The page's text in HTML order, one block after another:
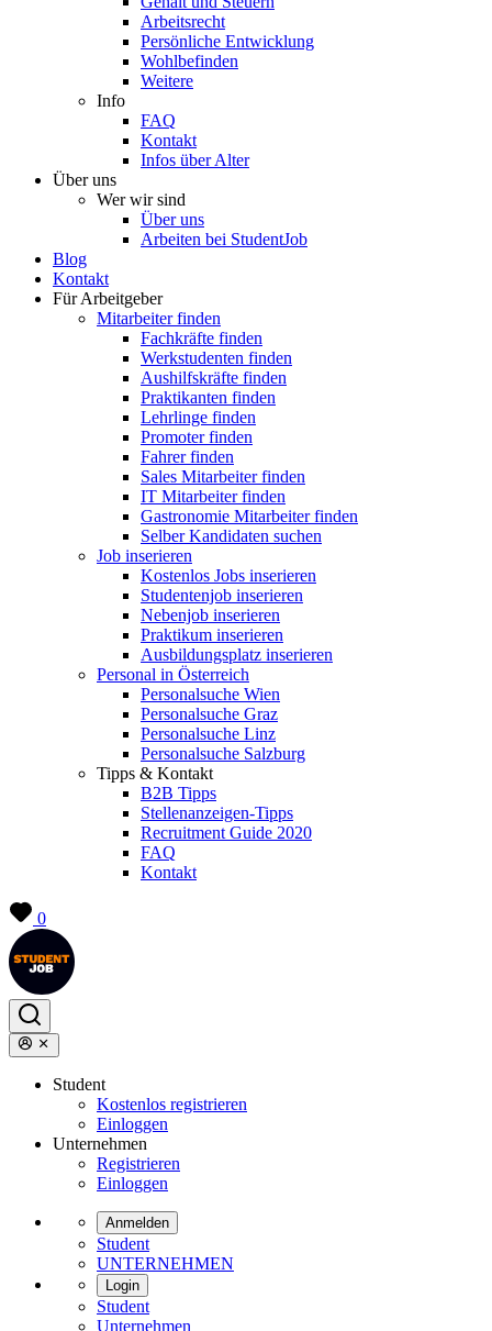
Arbeitsrecht
Persönliche Entwicklung
Wohlbefinden
Weitere
Info
FAQ
Kontakt
Infos über Alter
Über uns
Wer wir sind
Über uns
Arbeiten bei StudentJob
Blog
Kontakt
Für Arbeitgeber
Mitarbeiter finden
Fachkräfte finden
Werkstudenten finden
Aushilfskräfte finden
Praktikanten finden
Lehrlinge finden
Promoter finden
Fahrer finden
Sales Mitarbeiter finden
IT Mitarbeiter finden
Gastronomie Mitarbeiter finden
Selber Kandidaten suchen
Job inserieren
Kostenlos Jobs inserieren
Studentenjob inserieren
Nebenjob inserieren
Praktikum inserieren
Ausbildungsplatz inserieren
Personal in Österreich
Personalsuche Wien
Personalsuche Graz
Personalsuche Linz
Personalsuche Salzburg
Tipps & Kontakt
B2B Tipps
Stellenanzeigen-Tipps
Recruitment Guide 2020
FAQ
Kontakt
0
Student
Kostenlos registrieren
Einloggen
Unternehmen
Registrieren
Einloggen
Anmelden
Student
UNTERNEHMEN
Login
Student
Unternehmen